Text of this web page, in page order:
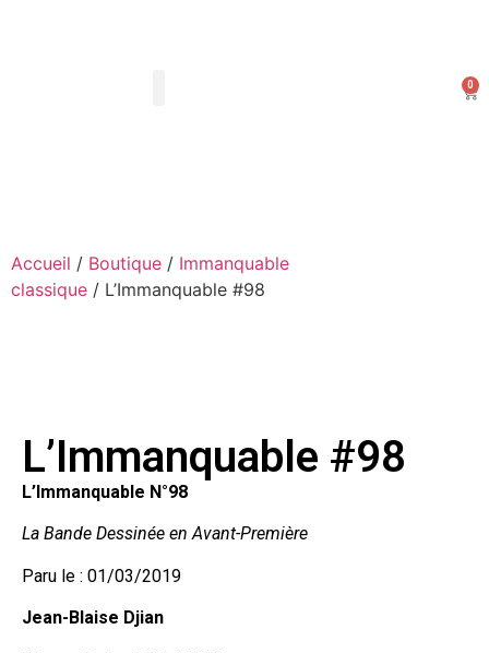
0
Accueil / Boutique / Immanquable
classique / L’Immanquable #98
L’Immanquable #98
L’Immanquable N°98
La Bande Dessinée en Avant-Première
Paru le : 01/03/2019
Jean-Blaise Djian